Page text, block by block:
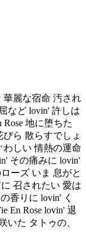
華麗な宿命 汚され
など lovin' 許しは
地に堕ちた
ら 散らすでしょ
わしい 情熱の運命
その痛みに lovin'
ーズ いま 息がと
召されたい 愛は
香りに lovin' く
En Rose lovin' 退
いた タトゥの、